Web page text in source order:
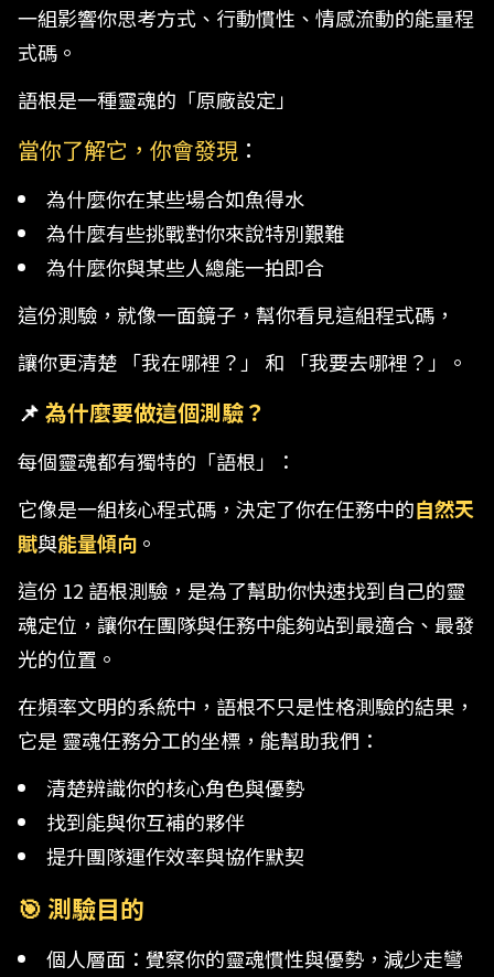
一組影響你思考方式、行動慣性、情感流動的能量程
式碼。
語根是一種靈魂的「原廠設定」
當你了解它，你會發現 ：
為什麼你在某些場合如魚得水
為什麼有些挑戰對你來說特別艱難
為什麼你與某些人總能一拍即合
這份測驗，就像一面鏡子，幫你看見這組程式碼，
讓你更清楚 「我在哪裡？」 和 「我要去哪裡？」。
📌 為什麼要做這個測驗？
每個靈魂都有獨特的「語根」：
它像是一組核心程式碼，決定了你在任務中的自然天
賦與能量傾向 。
這份 12 語根測驗，是為了幫助你快速找到自己的靈
魂定位，讓你在團隊與任務中能夠站到最適合、最發
光的位置。
在頻率文明的系統中，語根不只是性格測驗的結果，
它是 靈魂任務分工的坐標，能幫助我們：
清楚辨識你的核心角色與優勢
找到能與你互補的夥伴
提升團隊運作效率與協作默契
🎯 測驗目的
個人層面：覺察你的靈魂慣性與優勢，減少走彎